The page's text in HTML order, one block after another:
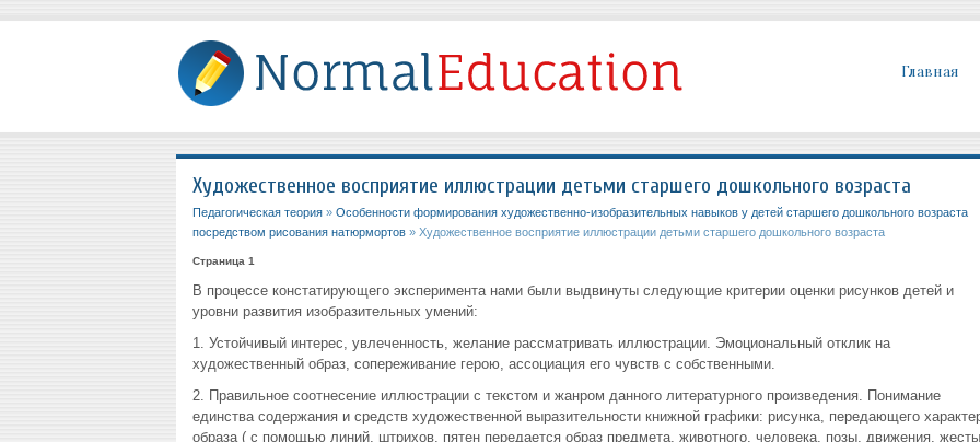
Главная
Художественное восприятие иллюстрации детьми старшего дошкольного возраста
Педагогическая теория» Особенности формирования художественно-изобразительных навыков у детей старшего дошкольного возраста
посредством рисования натюрмортов» Художественное восприятие иллюстрации детьми старшего дошкольного возраста
Страница 1
В процессе констатирующего эксперимента нами были выдвинуты следующие критерии оценки рисунков детей и
уровни развития изобразительных умений:
1. Устойчивый интерес, увлеченность, желание рассматривать иллюстрации. Эмоциональный отклик на
художественный образ, сопереживание герою, ассоциация его чувств с собственными.
2. Правильное соотнесение иллюстрации с текстом и жанром данного литературного произведения. Понимание
единства содержания и средств художественной выразительности книжной графики: рисунка, передающего
образа ( с помощью линий, штрихов, пятен передается образ предмета, животного, человека, позы, движения,